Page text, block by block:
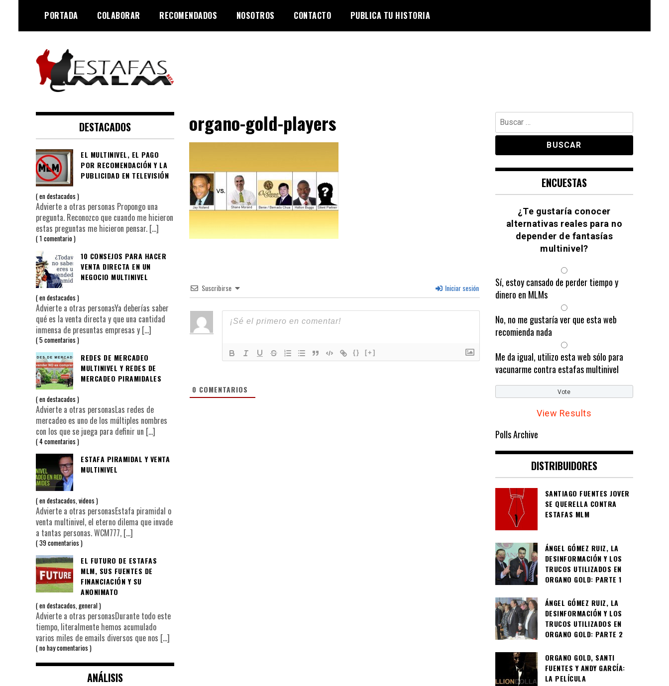
contenido
PORTADA COLABORAR RECOMENDADOS NOSOTROS CONTACTO PUBLICA TU HISTORIA
Estafas MLM
piramidales
organo-gold-players
Suscribirse Iniciar sesión
{} [+]
0 COMENTARIOS
DESTACADOS
EL MULTINIVEL, EL PAGO
POR RECOMENDACIÓN Y LA
PUBLICIDAD EN TELEVISIÓN
endestacados
Advierte a otras personas Propongo una
pregunta. Reconozco que cuando me hicieron
estas preguntas me hicieron pensar. […]
1 comentario
10 CONSEJOS PARA HACER
VENTA DIRECTA EN UN
NEGOCIO MULTINIVEL
endestacados
Advierte a otras personasYa deberías saber
qué es la venta directa y que una cantidad
inmensa de presuntas empresas y […]
5 comentarios
REDES DE MERCADEO
MULTINIVEL Y REDES DE
MERCADEO PIRAMIDALES
endestacados
Advierte a otras personasLas redes de
mercadeo es uno de los múltiples nombres
con los que se juega para definir un […]
4 comentarios
ESTAFA PIRAMIDAL Y VENTA
MULTINIVEL
endestacados videos
Advierte a otras personasEstafa piramidal o
venta multinivel, el eterno dilema que invade
a tantas personas. WCM777, […]
39 comentarios
EL FUTURO DE ESTAFAS
MLM, SUS FUENTES DE
FINANCIACIÓN Y SU
ANONIMATO
endestacados,general
Advierte a otras personasDurante todo este
tiempo, literalmente hemos acumulado
varios miles de emails diversos que nos […]
no hay comentarios
ANÁLISIS
Buscar:
ENCUESTAS
¿Te gustaría conocer
alternativas reales para no
depender de fantasías
multinivel?
Sí, estoy cansado de perder tiempo y
dinero en MLMs
No, no me gustaría ver que esta web
recomienda nada
Me da igual, utilizo esta web sólo para
vacunarme contra estafas multinivel
View Results
Polls Archive
DISTRIBUIDORES
SANTIAGO FUENTES JOVER
SE QUERELLA CONTRA
ESTAFAS MLM
ÁNGEL GÓMEZ RUIZ, LA
DESINFORMACIÓN Y LOS
TRUCOS UTILIZADOS EN
ORGANO GOLD: PARTE 1
ÁNGEL GÓMEZ RUIZ, LA
DESINFORMACIÓN Y LOS
TRUCOS UTILIZADOS EN
ORGANO GOLD: PARTE 2
ORGANO GOLD, SANTI
FUENTES Y ANDY GARCÍA:
LA PELÍCULA